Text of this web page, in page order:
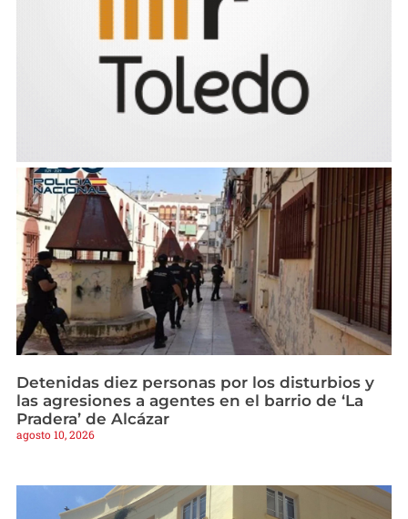
Detenidas diez personas por los disturbios y
las agresiones a agentes en el barrio de ‘La
Pradera’ de Alcázar
agosto 10, 2026